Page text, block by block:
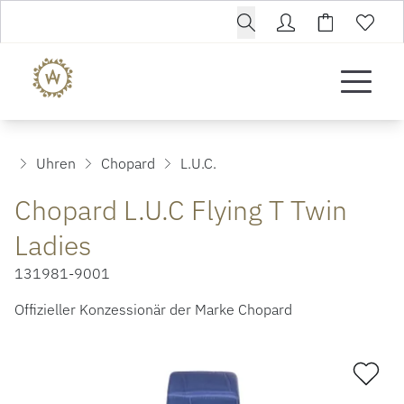
Uhren Chopard L.U.C.
Chopard L.U.C Flying T Twin
Ladies
131981-9001
Offizieller Konzessionär der Marke Chopard